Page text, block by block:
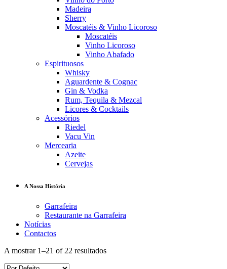
Madeira
Sherry
Moscatéis & Vinho Licoroso
Moscatéis
Vinho Licoroso
Vinho Abafado
Espirituosos
Whisky
Aguardente & Cognac
Gin & Vodka
Rum, Tequila & Mezcal
Licores & Cocktails
Acessórios
Riedel
Vacu Vin
Mercearia
Azeite
Cervejas
A Nossa História
Garrafeira
Restaurante na Garrafeira
Notícias
Contactos
A mostrar 1–21 of 22 resultados